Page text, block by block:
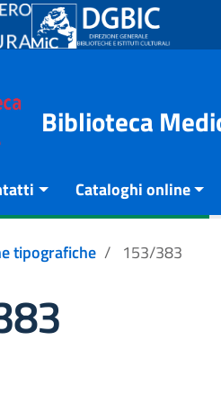
Biblioteca
Cataloghi online
tipografiche 153/383